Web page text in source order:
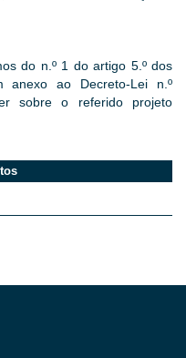
do n.º 1 do artigo 5.º dos
anexo ao Decreto-Lei n.º
sobre o referido projeto